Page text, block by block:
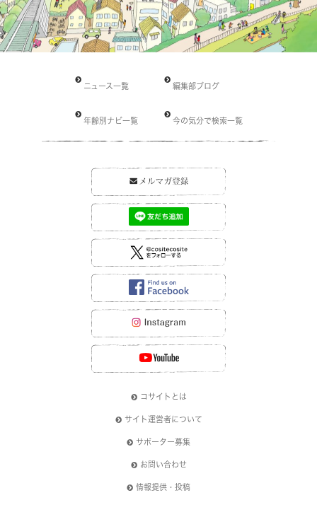
ニュース一覧 編集部ブログ
年齢別ナビ一覧 今の気分で検索一覧
コサイトとは
サイト運営者について
サポーター募集
お問い合わせ
情報提供・投稿